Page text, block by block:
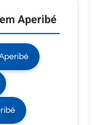
Aperibé